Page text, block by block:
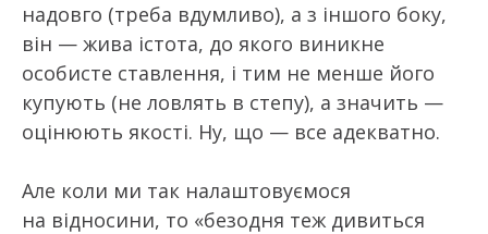
надовго (треба вдумливо), а з іншого боку,
він — жива істота, до якого виникне
особисте ставлення, і тим не менше його
купують (не ловлять в степу), а значить —
оцінюють якості. Ну, що — все адекватно.
Але коли ми так налаштовуємося
на відносини, то «безодня теж дивиться